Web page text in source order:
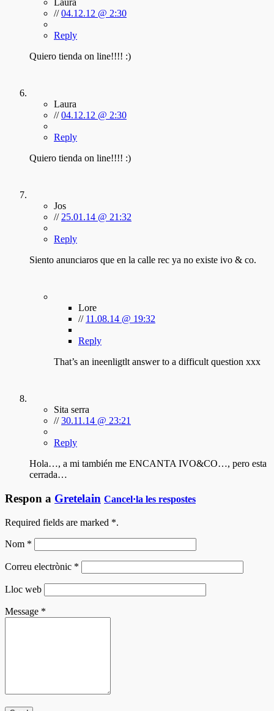
Laura
//04.12.12 @ 2:30
Reply
Quiero tienda on line!!!! :)
Laura
//04.12.12 @ 2:30
Reply
Quiero tienda on line!!!! :)
Jos
// 25.01.14 @ 21:32
Reply
Siento anunciaros que en la calle rec ya no existe ivo & co.
Lore
// 11.08.14 @ 19:32
Reply
That’s an ineenligtlt answer to a difficult question xxx
Sita serra
//30.11.14 @ 23:21
Reply
Hola…, a mi también me ENCANTA IVO&CO…, pero esta
cerrada…
Respon a Gretelain Cancel·la les respostes
Required fields are marked *.
Nom *
Correu electrònic *
Lloc web
Message *